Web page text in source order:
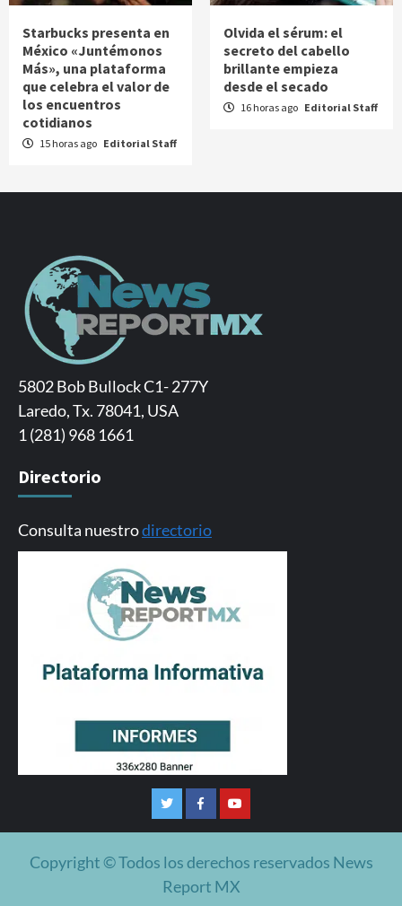
Starbucks presenta en
México «Juntémonos
Más», una plataforma
que celebra el valor de
los encuentros
cotidianos
15 horas ago Editorial Staff
Olvida el sérum: el
secreto del cabello
brillante empieza
desde el secado
16 horas ago Editorial Staff
5802 Bob Bullock C1- 277Y
Laredo, Tx. 78041, USA
1 (281) 968 1661
Directorio
Consulta nuestrodirectorio
TwitterFacebookYoutube
Copyright © Todos los derechos reservados News
Report MX